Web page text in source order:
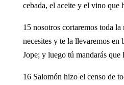
cebada, el aceite y el vino que
15 nosotros cortaremos toda
necesites y te la llevaremos en
Jope; y luego tú mandarás que
16 Salomón hizo el censo de